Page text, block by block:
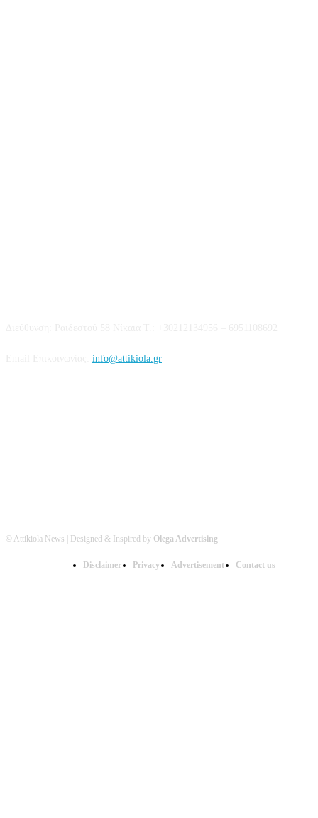
info@attikiola.gr
© Attikiola News | Designed & Inspired by Olega Advertising
Disclaimer Privacy Advertisement Contact us